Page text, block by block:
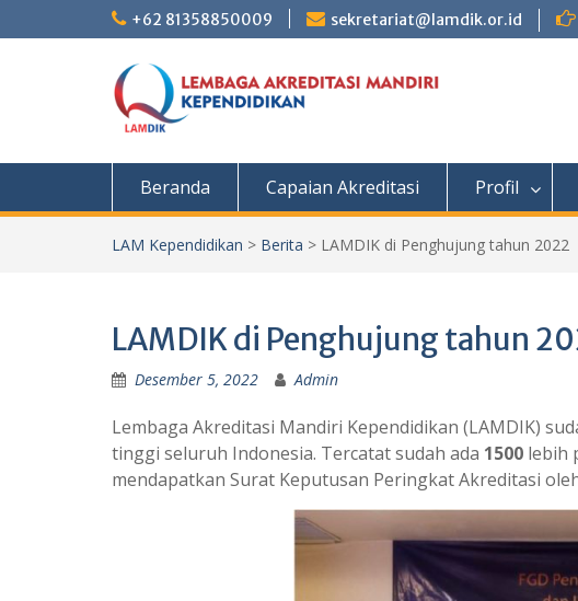
to
+62 81358850009 sekretariat@lamdik.or.id
Beranda Capaian Akreditasi Profil
LAM Kependidikan > Berita > LAMDIK di Penghujung tahun 2022
LAMDIK di Penghujung tahun
Desember 5, 2022 Admin
Lembaga Akreditasi Mandiri Kependidikan (LAMDIK)
tinggi seluruh Indonesia. Tercatat sudah ada 1500 lebih
mendapatkan Surat Keputusan Peringkat Akreditasi